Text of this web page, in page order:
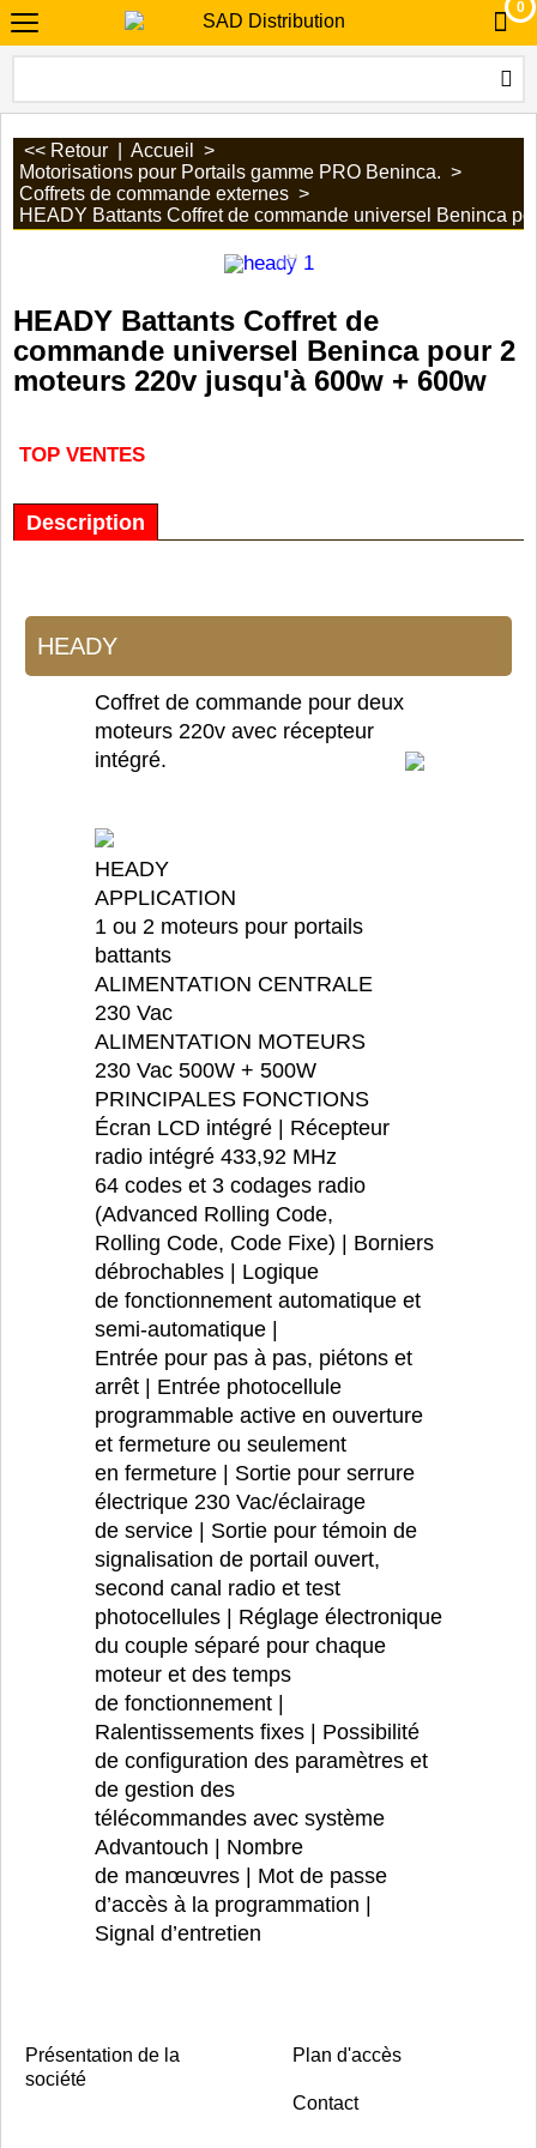
0
<< Retour Accueil
>
Motorisations pour Portails gamme PRO Beninca. >
Coffrets de commande externes >
HEADY Battants Coffret de commande universel Beninca
HEADY Battants Coffret de
commande universel Beninca pour 2
moteurs 220v jusqu'à 600w + 600w
TOP VENTES
Description
HEADY
Coffret de commande pour deux
moteurs 220v avec récepteur
intégré.
HEADY
APPLICATION
1 ou 2 moteurs pour portails
battants
ALIMENTATION CENTRALE
230 Vac
ALIMENTATION MOTEURS
230 Vac 500W + 500W
PRINCIPALES FONCTIONS
Écran LCD intégré | Récepteur
radio intégré 433,92 MHz
64 codes et 3 codages radio
(Advanced Rolling Code,
Rolling Code, Code Fixe) | Borniers
débrochables | Logique
de fonctionnement automatique et
semi-automatique |
Entrée pour pas à pas, piétons et
arrêt | Entrée photocellule
programmable active en ouverture
et fermeture ou seulement
en fermeture | Sortie pour serrure
électrique 230 Vac/éclairage
de service | Sortie pour témoin de
signalisation de portail ouvert,
second canal radio et test
photocellules | Réglage électronique
du couple séparé pour chaque
moteur et des temps
de fonctionnement |
Ralentissements fixes | Possibilité
de configuration des paramètres et
de gestion des
télécommandes avec système
Advantouch | Nombre
de manœuvres | Mot de passe
d’accès à la programmation |
Signal d’entretien
Présentation de la
société
Plan d'accès
Contact